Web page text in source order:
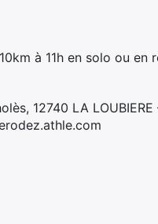
à 11h en solo ou
12740 LA